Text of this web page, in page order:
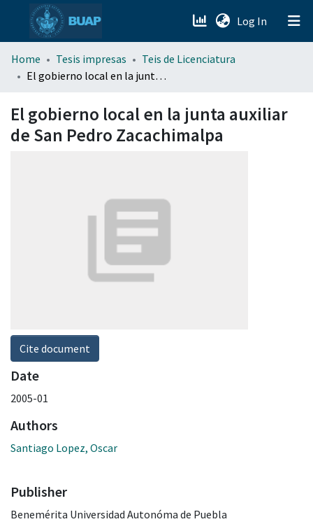
Log In (current)
menu.section.about_menu
Home Tesis impresas
Teis de Licenciatura
El gobierno local en la junta auxiliar de San Pedro Zacachimalpa
El gobierno local en la junta auxiliar
de San Pedro Zacachimalpa
Cite document
Date
2005-01
Authors
Santiago Lopez, Oscar
Publisher
Benemérita Universidad Autonóma de Puebla